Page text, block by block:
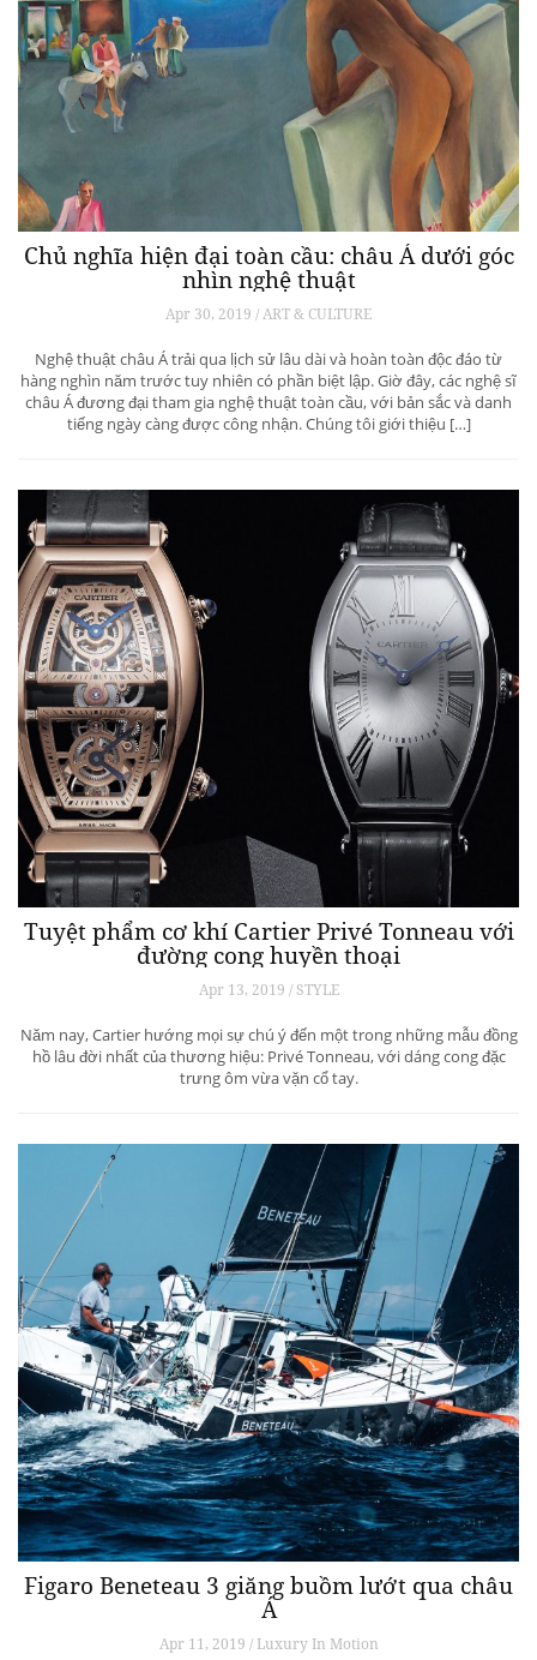
Chủ nghĩa hiện đại toàn cầu: châu Á dưới góc
nhìn nghệ thuật
Apr 30, 2019 / ART & CULTURE
Nghệ thuật châu Á trải qua lịch sử lâu dài và hoàn toàn độc đáo từ
hàng nghìn năm trước tuy nhiên có phần biệt lập. Giờ đây, các nghệ sĩ
châu Á đương đại tham gia nghệ thuật toàn cầu, với bản sắc và danh
tiếng ngày càng được công nhận. Chúng tôi giới thiệu […]
Tuyệt phẩm cơ khí Cartier Privé Tonneau với
đường cong huyền thoại
Apr 13, 2019 / STYLE
Năm nay, Cartier hướng mọi sự chú ý đến một trong những mẫu đồng
hồ lâu đời nhất của thương hiệu: Privé Tonneau, với dáng cong đặc
trưng ôm vừa vặn cổ tay.
Figaro Beneteau 3 giăng buồm lướt qua châu
Á
Apr 11, 2019 / Luxury In Motion